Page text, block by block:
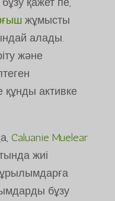
жұмысты
алады.
және
құнды активке
Caluanie Muelear
жиі
бұзу